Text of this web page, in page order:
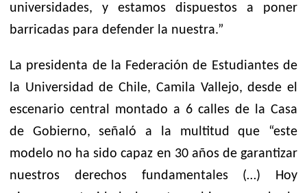
universidades, y estamos dispuestos a poner
barricadas para defender la nuestra.”
La presidenta de la Federación de Estudiantes de
la Universidad de Chile, Camila Vallejo, desde el
escenario central montado a 6 calles de la Casa
de Gobierno, señaló a la multitud que “este
modelo no ha sido capaz en 30 años de garantizar
nuestros derechos fundamentales (…) Hoy